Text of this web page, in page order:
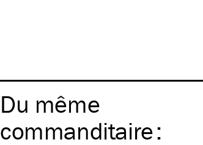
Du même
commanditaire: